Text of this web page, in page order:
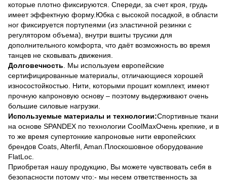
которые плотно фиксируются. Спереди, за счет кроя, грудь
имеет эффектную форму.Юбка с высокой посадкой, в области
ног фиксируется портупеями (из эластичной резинки с
регулятором объема), внутри вшиты трусики для
дополнительного комфорта, что даёт возможность во время
танцев не сковывать движения.
Долговечность . Мы используем европейские
сертифицированные материалы, отличающиеся хорошей
износостойкостью. Нити, которыми прошит комплект, имеют
прочную капроновую основу – поэтому выдерживают очень
большие силовые нагрузки.
Используемые материалы и технологии:Спортивные ткани
на основе SPANDEX по технологии CoolMaxОчень крепкие, и в
то же время супертонкие капроновые нити европейских
брендов Coats, Alterfil, Aman.Плоскошовное оборудование
FlatLoc.
Приобретая нашу продукцию, Вы можете чувствовать себя в
безопасности потому что:- мы несем ответственность за